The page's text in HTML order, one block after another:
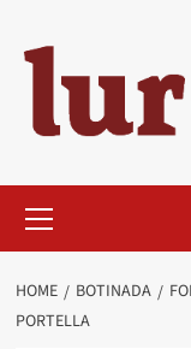
content
Menu
HOME BOTINADA
PORTELLA